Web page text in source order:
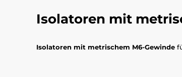
Isolatoren mit
Isolatoren mit metrischem M6-Gewinde